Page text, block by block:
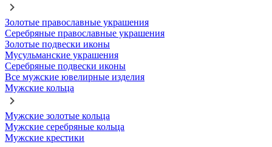
Золотые православные украшения
Серебряные православные украшения
Золотые подвески иконы
Мусульманские украшения
Серебряные подвески иконы
Все мужские ювелирные изделия
Мужские кольца
Мужские золотые кольца
Мужские серебряные кольца
Мужские крестики